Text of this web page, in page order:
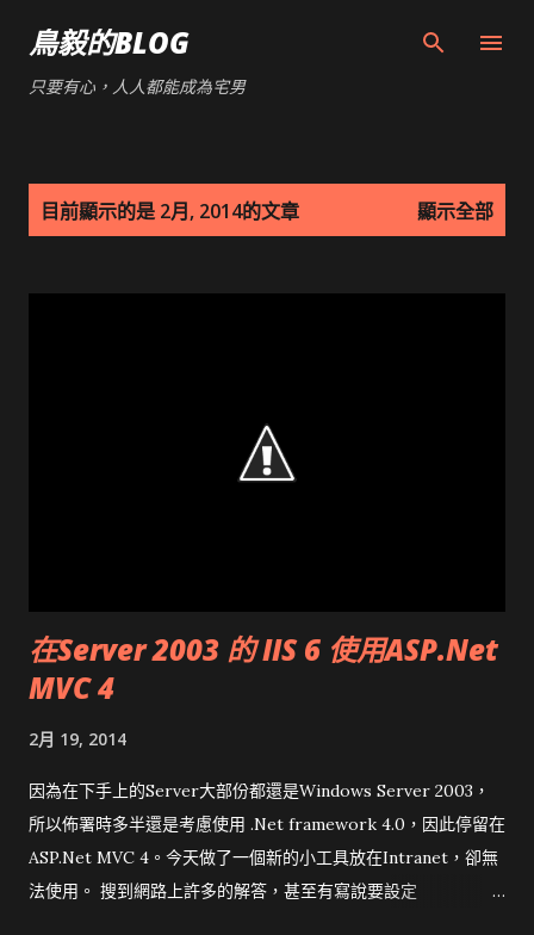
鳥毅的BLOG
只要有心，人人都能成為宅男
目前顯示的是 2月, 2014的文章 顯示全部
在Server 2003 的 IIS 6 使用ASP.Net
MVC 4
2月 19, 2014
因為在下手上的Server大部份都還是Windows Server 2003，
所以佈署時多半還是考慮使用 .Net framework 4.0，因此停留在
ASP.Net MVC 4。今天做了一個新的小工具放在Intranet，卻無
法使用。 搜到網路上許多的解答，甚至有寫說要設定